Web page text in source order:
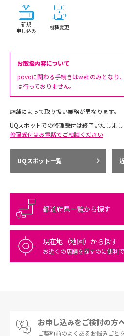
新規
申し込み
機種変更
お取扱内容について
povoに関わる手続きはwebのみとなり
は行っておりません。
店舗によって取り扱い業務が異なります。
UQスポットでの修理受付は終了いたしまし
修理受付はお電話でご相談ください
UQスポット一覧
都道府県一覧から探す
現在地（地図）から探す
お近くの店舗を探すのに便利で
お申し込みをご検討の方
ご契約前のよくあるお悩みごと